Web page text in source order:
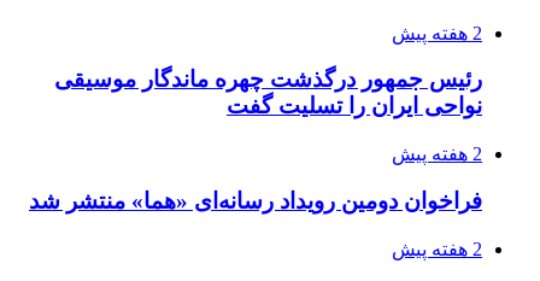
2 هفته پیش
رئیس جمهور درگذشت چهره ماندگار موسیقی
نواحی ایران را تسلیت گفت
2 هفته پیش
فراخوان دومین رویداد رسانه‌ای «هما» منتشر شد
2 هفته پیش